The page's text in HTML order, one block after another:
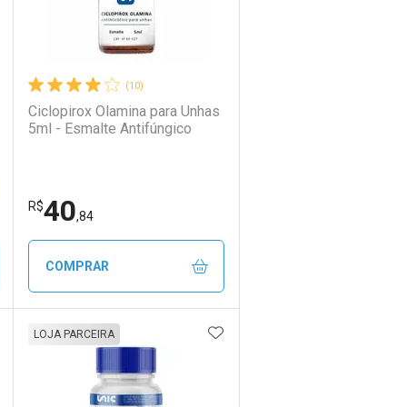
(10)
Ciclopirox Olamina para Unhas
5ml - Esmalte Antifúngico
R$40,84
COMPRAR
FECHAR
Laboratório
FECHAR
Por Menos
AOS FAVORITOS
LOJA PARCEIRA ADICIONAR AOS